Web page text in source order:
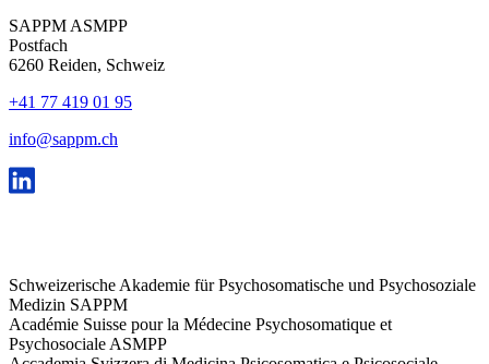
SAPPM ASMPP
Postfach
6260 Reiden, Schweiz
+41 77 419 01 95
info@sappm.ch
Schweizerische Akademie für Psychosomatische und Psychosoziale
Medizin SAPPM
Académie Suisse pour la Médecine Psychosomatique et
Psychosociale ASMPP